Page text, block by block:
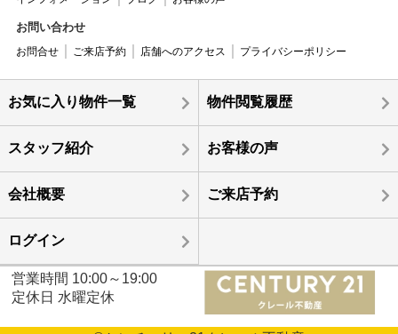
お問い合わせ
お問合せ ご来店予約 店舗へのアクセス プライバシーポリシー
お気に入り物件一覧 物件閲覧履歴
スタッフ紹介 お客様の声
会社概要 ご来店予約
ログイン
営業時間 10:00～19:00
定休日 水曜定休